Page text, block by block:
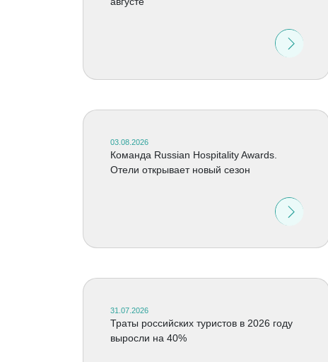
03.08.2026
Команда Russian Hospitality Awards.
Отели открывает новый сезон
31.07.2026
Траты российских туристов в 2026 году
выросли на 40%